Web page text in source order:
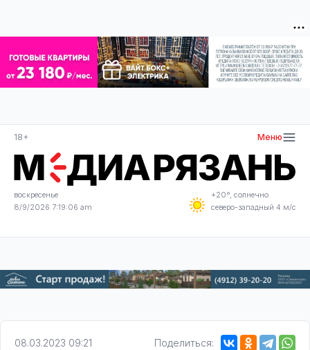
18+ Меню
воскресенье
8/9/2026 7:19:06 am
+20°, солнечно
северо-западный 4 м/с
08.03.2023 09:21 Поделиться: